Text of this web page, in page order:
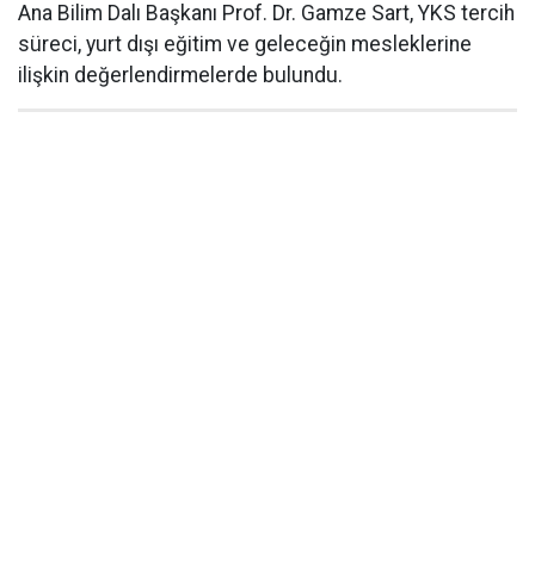
Ana Bilim Dalı Başkanı Prof. Dr. Gamze Sart, YKS tercih
süreci, yurt dışı eğitim ve geleceğin mesleklerine
ilişkin değerlendirmelerde bulundu.